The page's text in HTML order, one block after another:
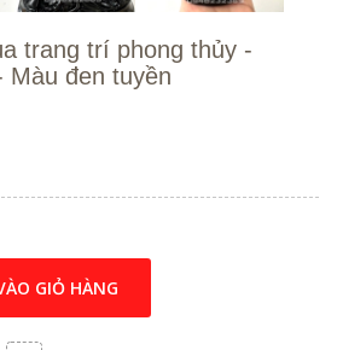
trang trí phong thủy -
Màu đen tuyền
GIỎ HÀNG